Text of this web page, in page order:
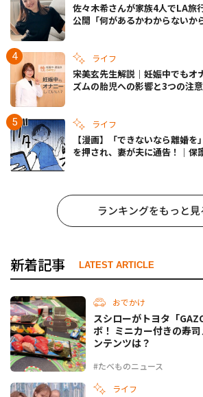
佐々木希さんが家族4人でLA旅
公開「何があるかわからないか
ライフ
宋美玄先生解説｜妊娠中でもオ
ズムの胎児への影響と3つの注
ライフ
【漫画】「できないなら離婚
を押され、妻が夫に通告！｜保
ランキングをもっと見
新着記事 LATEST ARTICLE
おでかけ
#たべものニュース
スシローがトヨタ「
ボ！ ミニカー付きの寿
ンテンツは？
ライフ